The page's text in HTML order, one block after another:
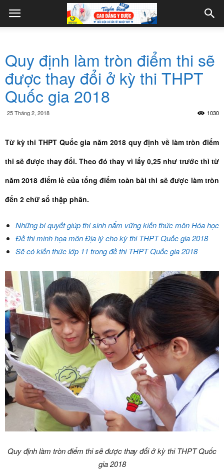
Quy định làm tròn điểm thi sẽ
được thay đổi ở kỳ thi THPT
Quốc gia 2018
25 Tháng 2, 2018 1030
Từ kỳ thi THPT Quốc gia năm 2018 quy định về làm tròn điểm
thi sẽ được thay đổi. Theo đó thay vì lấy 0,25 như trước thì từ
năm 2018 điểm lẻ của tổng điểm toàn bài thi sẽ được làm tròn
đến 2 chữ số thập phân.
Những bí quyết giúp thí sinh nắm vững kiến thức môn Hóa học
Đề thi minh họa môn Địa lý cho kỳ thi THPT Quốc gia 2018
Sẽ có kiến thức lớp 11 trong đề thi THPT Quốc gia 2018
Quy định làm tròn điểm thi sẽ được thay đổi ở kỳ thi THPT Quốc
gia 2018